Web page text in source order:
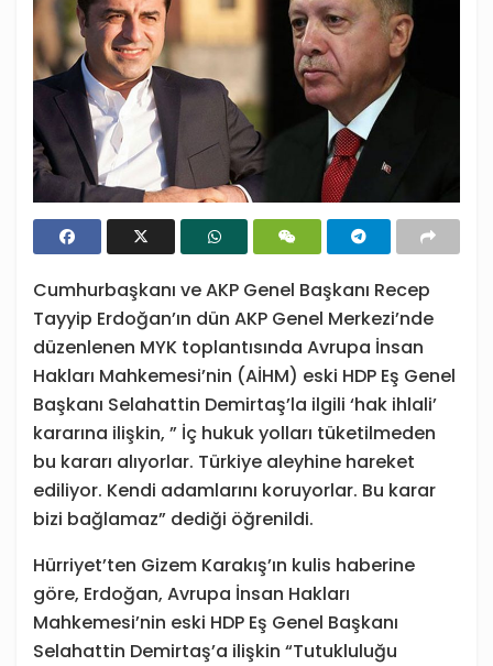
Cumhurbaşkanı ve AKP Genel Başkanı Recep
Tayyip Erdoğan’ın dün AKP Genel Merkezi’nde
düzenlenen MYK toplantısında Avrupa İnsan
Hakları Mahkemesi’nin (AİHM) eski HDP Eş Genel
Başkanı Selahattin Demirtaş’la ilgili ‘hak ihlali’
kararına ilişkin, ” İç hukuk yolları tüketilmeden
bu kararı alıyorlar. Türkiye aleyhine hareket
ediliyor. Kendi adamlarını koruyorlar. Bu karar
bizi bağlamaz” dediği öğrenildi.
Hürriyet’ten Gizem Karakış’ın kulis haberine
göre, Erdoğan, Avrupa İnsan Hakları
Mahkemesi’nin eski HDP Eş Genel Başkanı
Selahattin Demirtaş’a ilişkin “Tutukluluğu